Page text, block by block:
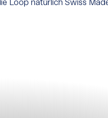
Loop natürlich Swiss